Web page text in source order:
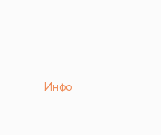
Инфо